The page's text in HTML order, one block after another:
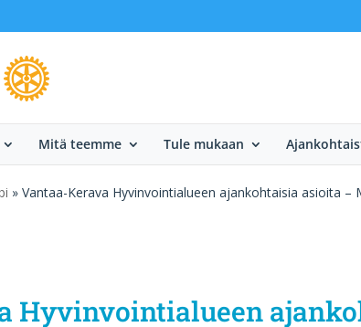
Mitä teemme Tule mukaan
» Vantaa-Kerava Hyvinvointialueen ajankohtaisia asioita
Hyvinvointialueen